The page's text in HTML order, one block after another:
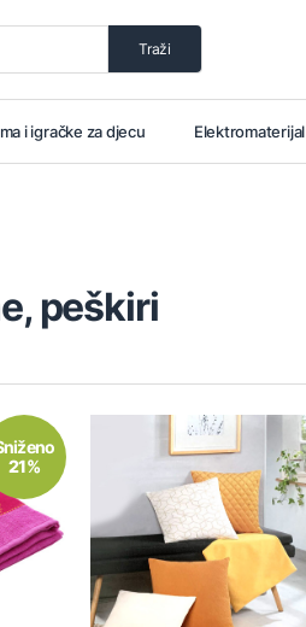
Traži
i igračke za djecu Elektromaterijal
peškiri
21%